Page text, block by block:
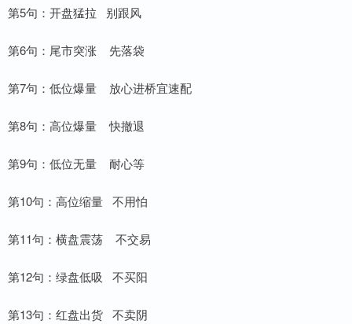
第5句：开盘猛拉 别跟风
第6句：尾市突涨 先落袋
第7句：低位爆量 放心进桥宜速配
第8句：高位爆量 快撤退
第9句：低位无量 耐心等
第10句：高位缩量 不用怕
第11句：横盘震荡 不交易
第12句：绿盘低吸 不买阳
第13句：红盘出货 不卖阴